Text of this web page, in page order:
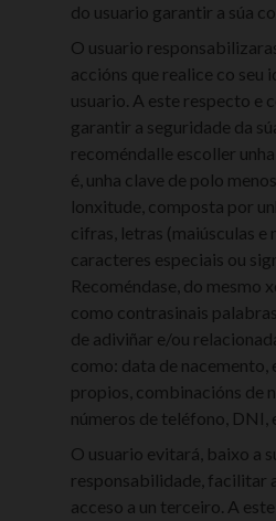
do usuario garantir a súa
O usuario
accións que realice co seu
usuario. A este respecto e
garantir a seguridade da
recoméndalle escoller
é, unha clave de polo
lonxitude, composta por
cifras, letras (maiúsculas e
caracteres especiais ou
Recoméndase, do mesmo
como contrasinais
de adiviñar e/ou
como: data de nacemento,
propios, combinacións de
números de teléfono, DNI,
O usuario evitará, baixo a
responsabilidade, facilitar
acceso a un terceiro. A